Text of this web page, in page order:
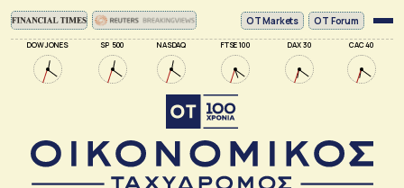
DOW JONES SP 500 NASDAQ FTSE 100 DAX 30 CAC 40
ΟΤ Markets OT Forum